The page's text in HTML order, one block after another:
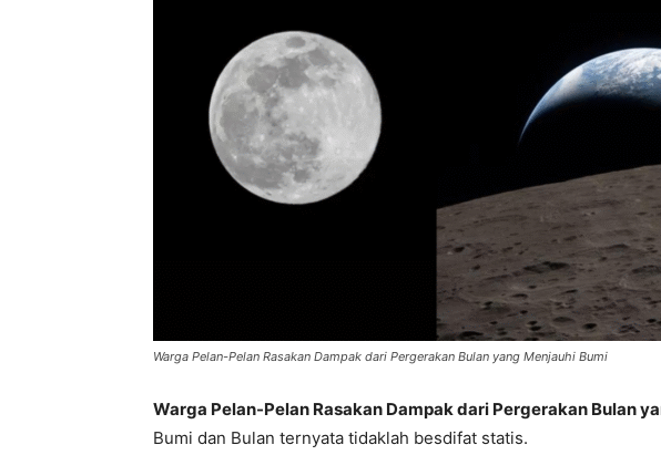
Warga Pelan-Pelan Rasakan Dampak dari Pergerakan Bulan yang Menjauhi Bumi
Warga Pelan-Pelan Rasakan Dampak dari Pergerakan Bulan
Bumi dan Bulan ternyata tidaklah besdifat statis.